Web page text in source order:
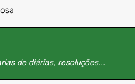
de diárias, resoluções...